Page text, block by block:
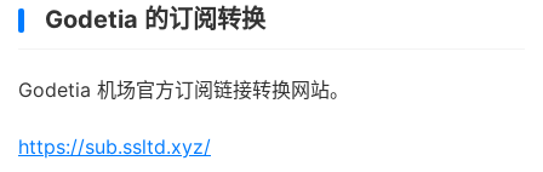
Godetia 的订阅转换
Godetia 机场官方订阅链接转换网站。
https://sub.ssltd.xyz/